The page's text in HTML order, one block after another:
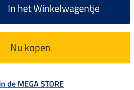
In het Winkelwagentje
Nu kopen
de MEGA STORE